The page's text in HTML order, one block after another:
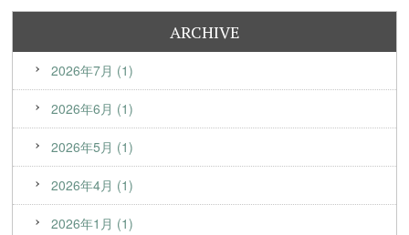
ARCHIVE
2026年7月 (1)
2026年6月 (1)
2026年5月 (1)
2026年4月 (1)
2026年1月 (1)